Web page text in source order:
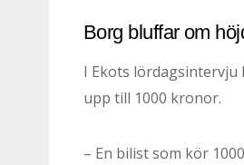
Borg bluffar om
I Ekots
upp till 1000 kronor.
– En bilist som kör